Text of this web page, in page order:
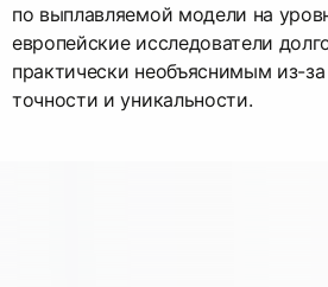
по выплавляемой модели на
европейские исследователи
практически необъяснимым из-
точности и уникальности.